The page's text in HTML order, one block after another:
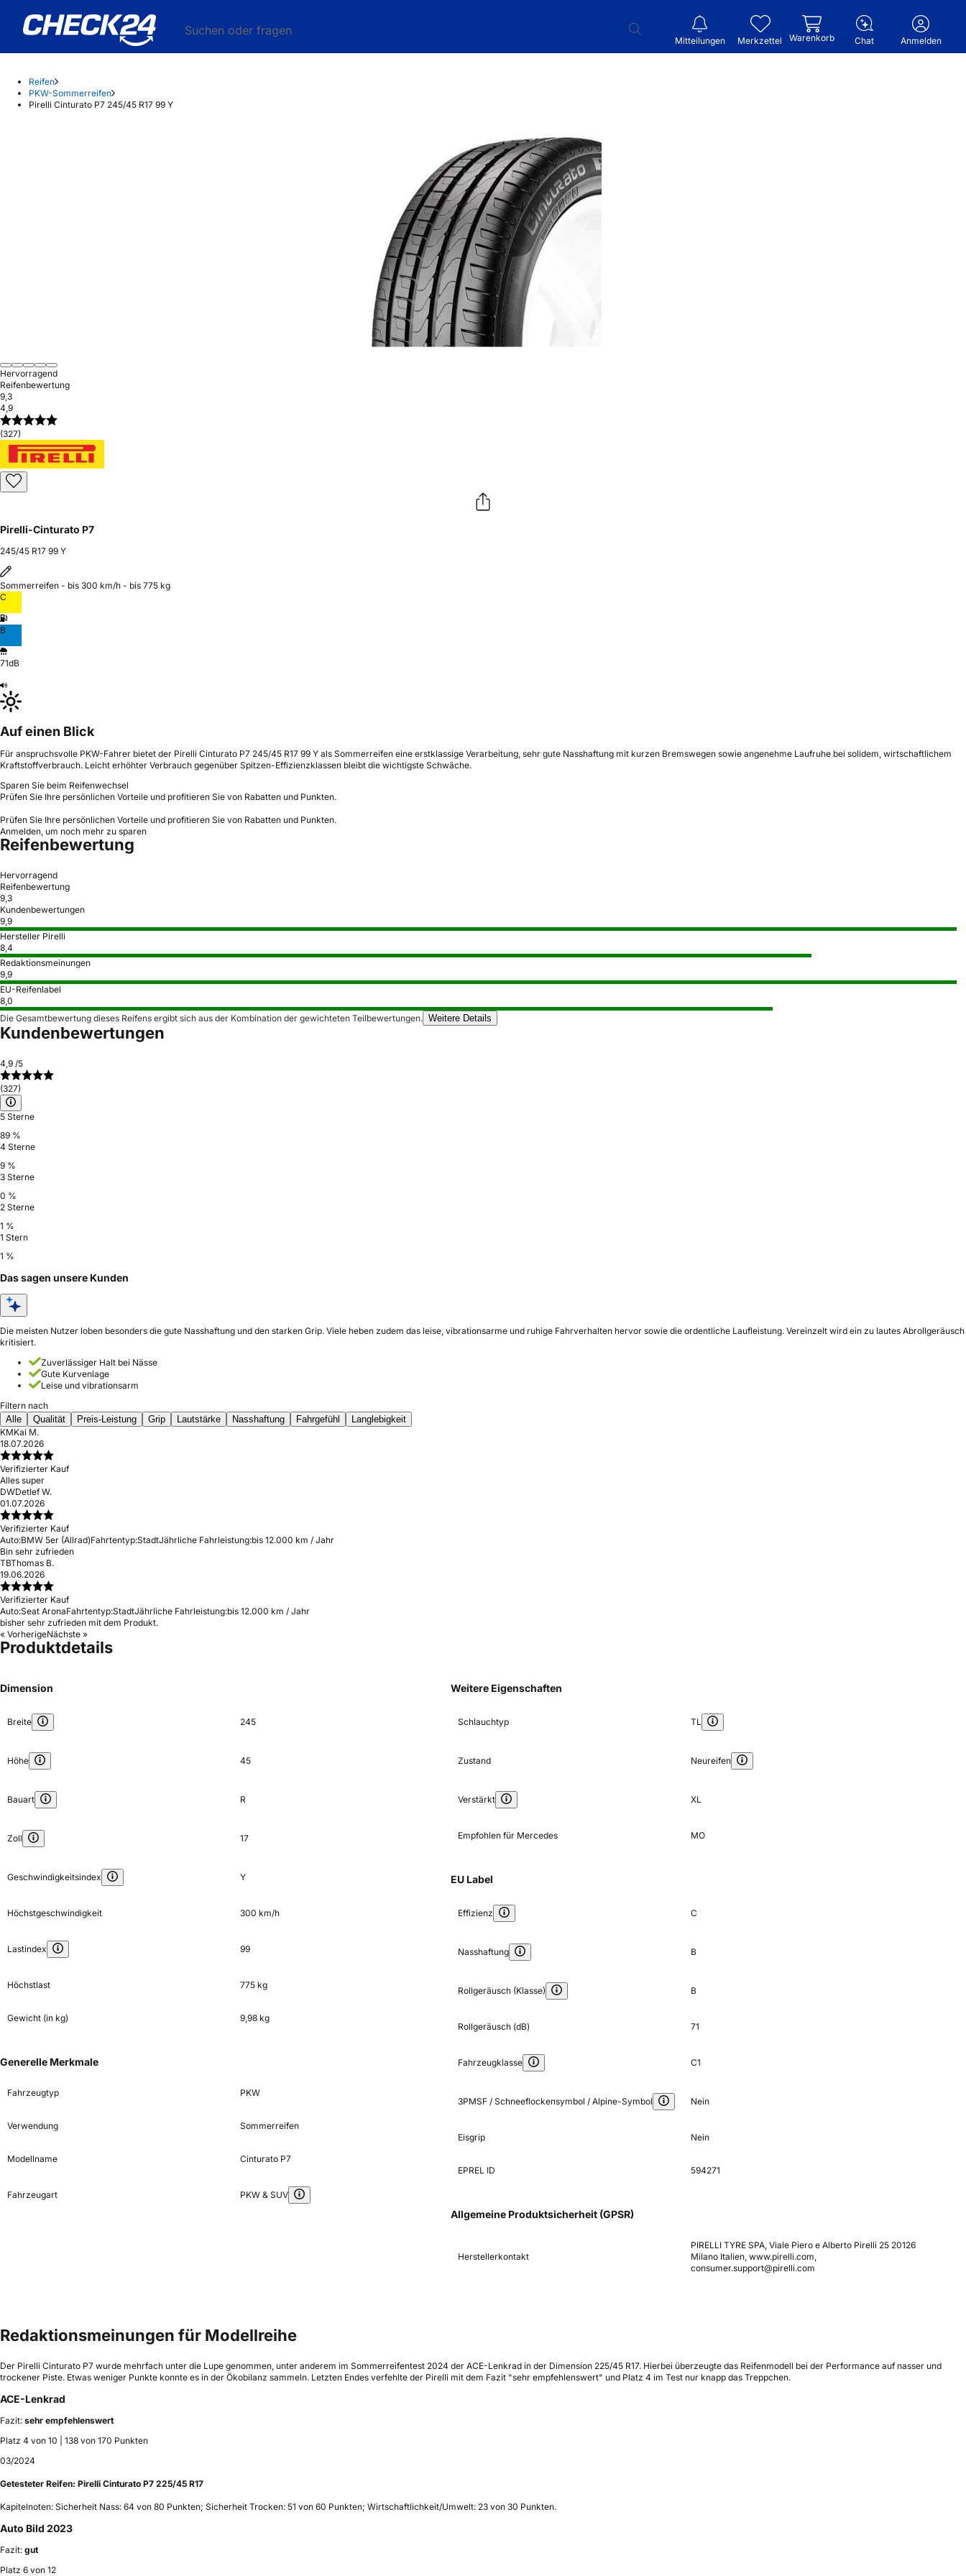
Suchen oder fragen
Mitteilungen Merkzettel Warenkorb Chat Anmelden
Reifen
PKW-Sommerreifen
Pirelli Cinturato P7 245/45 R17 99 Y
Hervorragend
Reifenbewertung
9,3
4,9
(327)
Pirelli-Cinturato P7
245/45 R17 99 Y
Sommerreifen - bis 300 km/h - bis 775 kg
C
B
71dB
Auf einen Blick
Für anspruchsvolle PKW-Fahrer bietet der Pirelli Cinturato P7 245/45 R17 99 Y als Sommerreifen eine erstklassige Verarbeitung, sehr gute Nasshaftung mit kurzen Bremswegen sowie angenehme Laufruhe bei solidem, wirtschaftlichem
Kraftstoffverbrauch. Leicht erhöhter Verbrauch gegenüber Spitzen-Effizienzklassen bleibt die wichtigste Schwäche.
Sparen Sie beim Reifenwechsel
Prüfen Sie Ihre persönlichen Vorteile und profitieren Sie von Rabatten und Punkten.
Prüfen Sie Ihre persönlichen Vorteile und profitieren Sie von Rabatten und Punkten.
Anmelden, um noch mehr zu sparen
Reifenbewertung
Hervorragend
Reifenbewertung
9,3
Kundenbewertungen
9,9
Hersteller Pirelli
8,4
Redaktionsmeinungen
9,9
EU-Reifenlabel
8,0
Die Gesamtbewertung dieses Reifens ergibt sich aus der Kombination der gewichteten Teilbewertungen. Weitere Details
Kundenbewertungen
4,9 /5
(327)
5 Sterne
89 %
4 Sterne
9 %
3 Sterne
0 %
2 Sterne
1 %
1 Stern
1 %
Das sagen unsere Kunden
Die meisten Nutzer loben besonders die gute Nasshaftung und den starken Grip. Viele heben zudem das leise, vibrationsarme und ruhige Fahrverhalten hervor sowie die ordentliche Laufleistung. Vereinzelt wird ein zu lautes Abrollgeräusch
kritisiert.
Zuverlässiger Halt bei Nässe
Gute Kurvenlage
Leise und vibrationsarm
Filtern nach
Alle
Qualität Preis-Leistung Grip Lautstärke Nasshaftung Fahrgefühl
Langlebigkeit
KMKai M.
18.07.2026
Verifizierter Kauf
Alles super
DWDetlef W.
01.07.2026
Verifizierter Kauf
Auto:BMW 5er (Allrad)Fahrtentyp:StadtJährliche Fahrleistung:bis 12.000 km / Jahr
Bin sehr zufrieden
TBThomas B.
19.06.2026
Verifizierter Kauf
Auto:Seat AronaFahrtentyp:StadtJährliche Fahrleistung:bis 12.000 km / Jahr
bisher sehr zufrieden mit dem Produkt.
« VorherigeNächste »
Produktdetails
Dimension
Breite 245
Höhe 45
Bauart R
Zoll 17
Geschwindigkeitsindex Y
Höchstgeschwindigkeit 300 km/h
Lastindex 99
Höchstlast 775 kg
Gewicht (in kg) 9,98 kg
Generelle Merkmale
Fahrzeugtyp PKW
Verwendung Sommerreifen
Modellname Cinturato P7
Fahrzeugart PKW & SUV
Weitere Eigenschaften
Schlauchtyp TL
Zustand Neureifen
Verstärkt XL
Empfohlen für Mercedes MO
EU Label
Effizienz C
Nasshaftung B
Rollgeräusch (Klasse) B
Rollgeräusch (dB) 71
Fahrzeugklasse C1
3PMSF / Schneeflockensymbol / Alpine-Symbol Nein
Eisgrip Nein
EPREL ID 594271
Allgemeine Produktsicherheit (GPSR)
Herstellerkontakt
PIRELLI TYRE SPA, Viale Piero e Alberto Pirelli 25 20126
Milano Italien, www.pirelli.com,
consumer.support@pirelli.com
Redaktionsmeinungen für Modellreihe
Der Pirelli Cinturato P7 wurde mehrfach unter die Lupe genommen, unter anderem im Sommerreifentest 2024 der ACE-Lenkrad in der Dimension 225/45 R17. Hierbei überzeugte das Reifenmodell bei der Performance auf nasser und
trockener Piste. Etwas weniger Punkte konnte es in der Ökobilanz sammeln. Letzten Endes verfehlte der Pirelli mit dem Fazit "sehr empfehlenswert" und Platz 4 im Test nur knapp das Treppchen.
ACE-Lenkrad
Fazit: sehr empfehlenswert
Platz 4 von 10 | 138 von 170 Punkten
03/2024
Getesteter Reifen: Pirelli Cinturato P7 225/45 R17
Kapitelnoten: Sicherheit Nass: 64 von 80 Punkten; Sicherheit Trocken: 51 von 60 Punkten; Wirtschaftlichkeit/Umwelt: 23 von 30 Punkten.
Auto Bild 2023
Fazit: gut
Platz 6 von 12